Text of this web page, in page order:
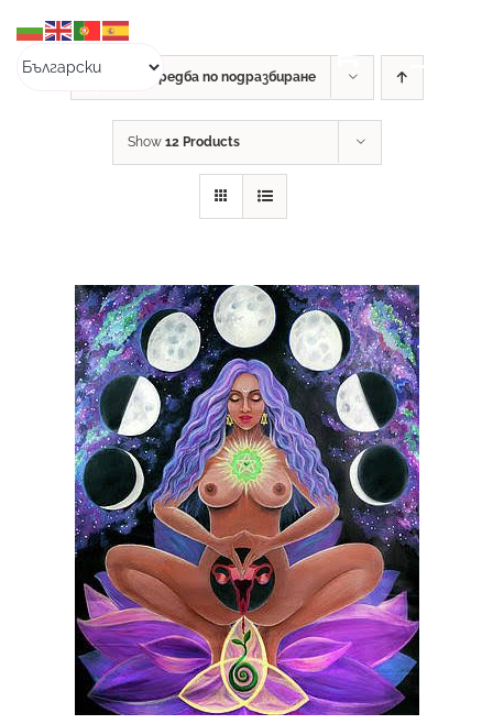
content
Sort by Подредба по подразбиране
Show 12 Products